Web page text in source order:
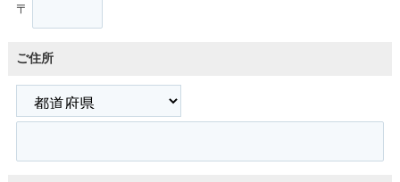
〒
ご住所